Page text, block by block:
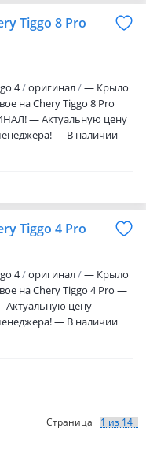
в: — Россия —
в наличии на
Tiggo 8 Pro
4 оригинал
— Крыло
на Chery Tiggo 8 Pro
— Актуальную цену
— В наличии
ходовой и т. Д. —
в наличии на
Tiggo 4 Pro
4 оригинал
— Крыло
на Chery Tiggo 4 Pro —
цену
— В наличии
ходовой и т. Д. —
Страница